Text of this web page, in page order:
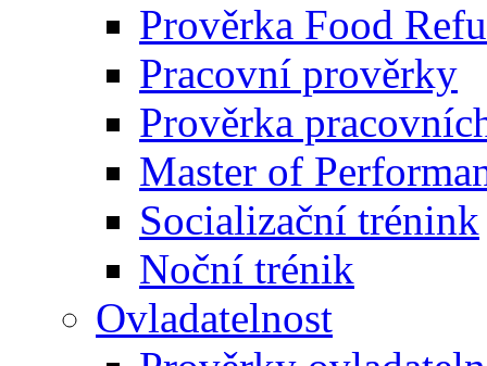
Prověrka Food
Pracovní prověrky
Prověrka
Master of
Socializační trénink
Noční trénik
Ovladatelnost